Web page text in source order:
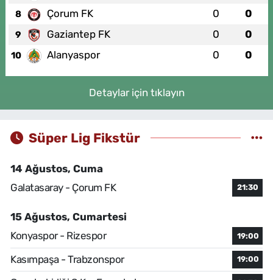
8 Çorum FK 0 0
9 Gaziantep FK 0 0
10 Alanyaspor 0 0
Detaylar için tıklayın
Süper Lig Fikstür
14 Ağustos, Cuma
Galatasaray - Çorum FK
21:30
15 Ağustos, Cumartesi
Konyaspor - Rizespor
19:00
Kasımpaşa - Trabzonspor 19:00